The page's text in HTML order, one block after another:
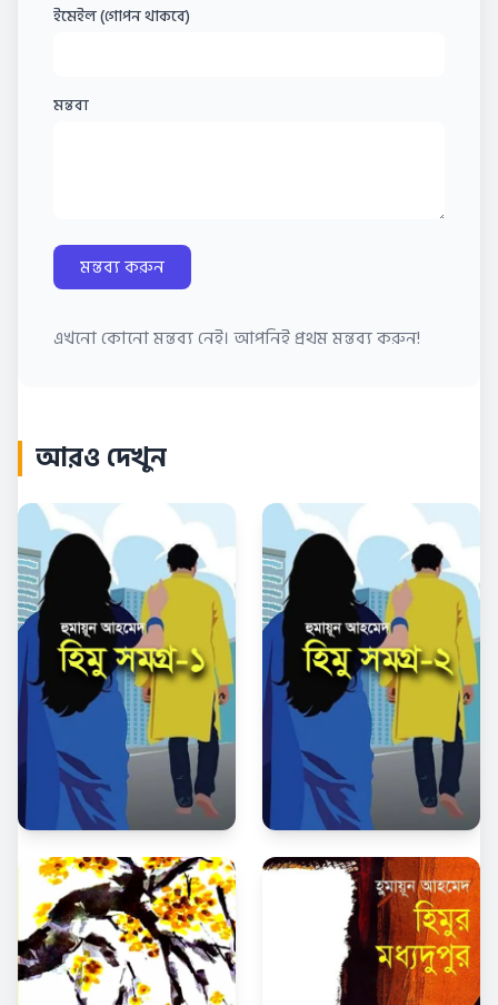
ইমেইল (গোপন থাকবে)
মন্তব্য
মন্তব্য করুন
এখনো কোনো মন্তব্য নেই। আপনিই প্রথম মন্তব্য করুন!
আরও দেখুন